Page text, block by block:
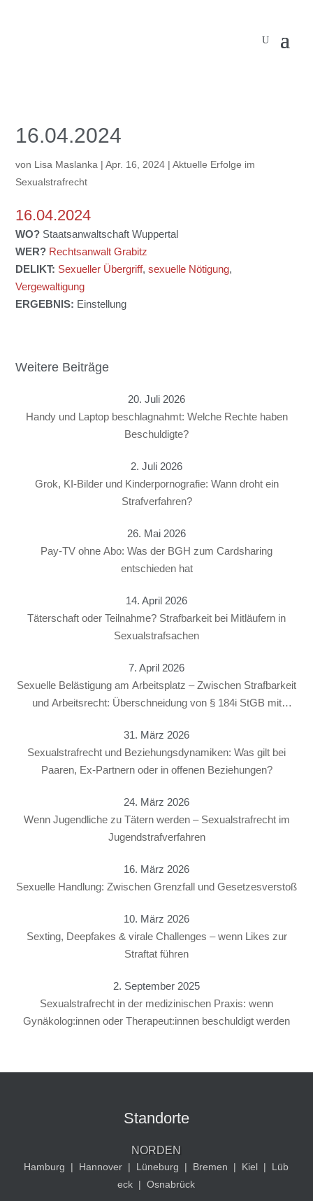
16.04.2024
von Lisa Maslanka |Apr. 16, 2024 |Aktuelle Erfolge im
Sexualstrafrecht
16.04.2024
WO? Staatsanwaltschaft Wuppertal
WER? Rechtsanwalt Grabitz
DELIKT: Sexueller Übergriff,sexuelle Nötigung,
Vergewaltigung
ERGEBNIS: Einstellung
Weitere Beiträge
20. Juli 2026
Handy und Laptop beschlagnahmt: Welche Rechte haben
Beschuldigte?
2. Juli 2026
Grok, KI-Bilder und Kinderpornografie: Wann droht ein
Strafverfahren?
26. Mai 2026
Pay-TV ohne Abo: Was der BGH zum Cardsharing
entschieden hat
14. April 2026
Täterschaft oder Teilnahme? Strafbarkeit bei Mitläufern in
Sexualstrafsachen
7. April 2026
Sexuelle Belästigung am Arbeitsplatz – Zwischen Strafbarkeit
und Arbeitsrecht: Überschneidung von § 184i StGB mit
31. März 2026
Sexualstrafrecht und Beziehungsdynamiken: Was gilt bei
Paaren, Ex-Partnern oder in offenen Beziehungen?
24. März 2026
Wenn Jugendliche zu Tätern werden – Sexualstrafrecht im
Jugendstrafverfahren
16. März 2026
Sexuelle Handlung: Zwischen Grenzfall und Gesetzesverstoß
10. März 2026
Sexting, Deepfakes & virale Challenges – wenn Likes zur
Straftat führen
2. September 2025
Sexualstrafrecht in der medizinischen Praxis: wenn
Gynäkolog:innen oder Therapeut:innen beschuldigt werden
Standorte
NORDEN
Hamburg | Hannover | Lüneburg | Bremen | Kiel |
Lüb
eck | Osnabrück